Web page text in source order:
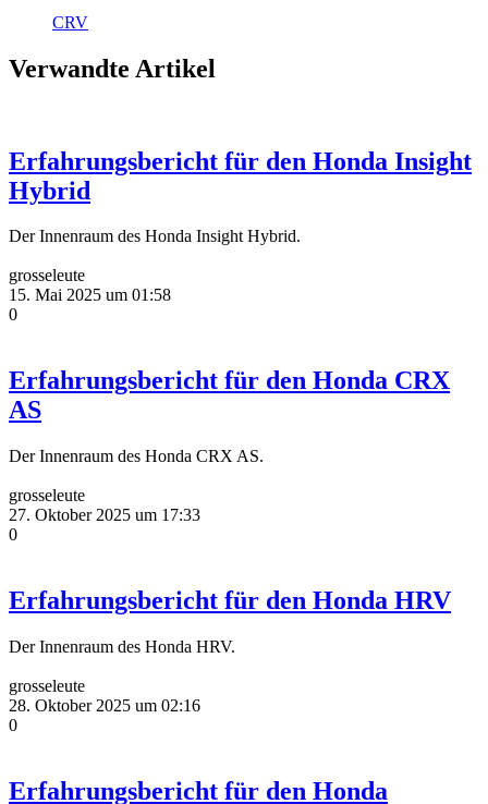
CRV
Verwandte Artikel
Erfahrungsbericht für den Honda Insight
Hybrid
Der Innenraum des Honda Insight Hybrid.
grosseleute
15. Mai 2025 um 01:58
0
Erfahrungsbericht für den Honda CRX
AS
Der Innenraum des Honda CRX AS.
grosseleute
27. Oktober 2025 um 17:33
0
Erfahrungsbericht für den Honda HRV
Der Innenraum des Honda HRV.
grosseleute
28. Oktober 2025 um 02:16
0
Erfahrungsbericht für den Honda